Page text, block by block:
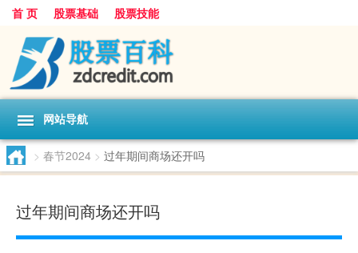
首 页 股票基础 股票技能
网站导航
> 春节2024 > 过年期间商场还开吗
过年期间商场还开吗